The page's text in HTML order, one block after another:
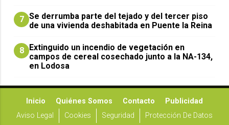
7 Se derrumba parte del tejado y del tercer piso
de una vivienda deshabitada en Puente la Reina
8
Extinguido un incendio de vegetación en
campos de cereal cosechado junto a la NA-134,
en Lodosa
Inicio Quiénes Somos Contacto
Publicidad
Aviso Legal
Cookies Seguridad Protección De Datos